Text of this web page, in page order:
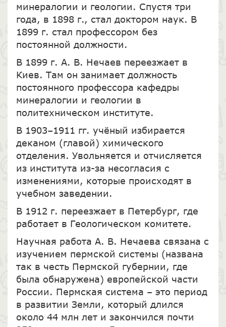
минералогии и геологии. Спустя три
года, в 1898 г., стал доктором наук. В
1899 г. стал профессором без
постоянной должности.
В 1899 г. А. В. Нечаев переезжает в
Киев. Там он занимает должность
постоянного профессора кафедры
минералогии и геологии в
политехническом институте.
В 1903–1911 гг. учёный избирается
деканом (главой) химического
отделения. Увольняется и отчисляется
из института из-за несогласия с
изменениями, которые происходят в
учебном заведении.
В 1912 г. переезжает в Петербург, где
работает в Геологическом комитете.
Научная работа А. В. Нечаева связана с
изучением пермской системы (названа
так в честь Пермской губернии, где
была обнаружена) европейской части
России. Пермская система – это период
в развитии Земли, который длился
около 44 млн лет и закончился почти